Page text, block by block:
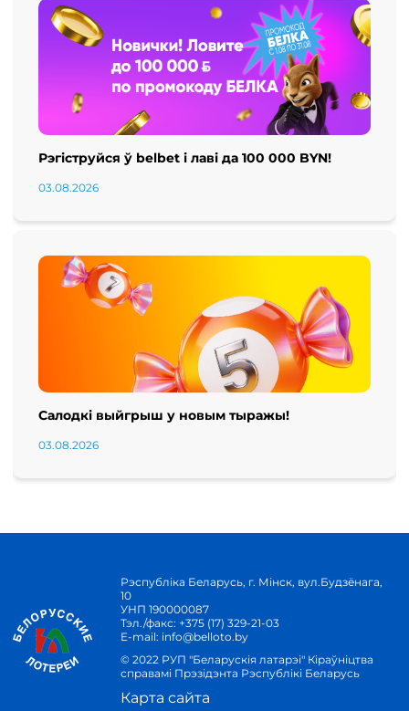
Рэгіструйся ў belbet і лаві да 100 000 BYN!
03.08.2026
Салодкі выйгрыш у новым тыражы!
03.08.2026
Рэспубліка Беларусь, г. Мінск, вул.Будзёнага,
10
УНП 190000087
Тэл./факс: +375 (17) 329-21-03
E-mail: info@belloto.by
© 2022 РУП "Беларускія латарэі" Кіраўніцтва
справамі Прэзідэнта Рэспублікі Беларусь
Карта сайта